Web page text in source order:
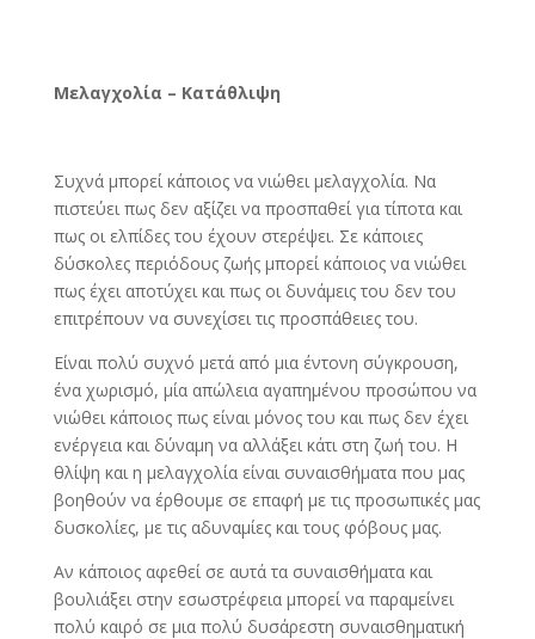
Μελαγχολία – Κατάθλιψη
Συχνά μπορεί κάποιος να νιώθει μελαγχολία. Να
πιστεύει πως δεν αξίζει να προσπαθεί για τίποτα και
πως οι ελπίδες του έχουν στερέψει. Σε κάποιες
δύσκολες περιόδους ζωής μπορεί κάποιος να νιώθει
πως έχει αποτύχει και πως οι δυνάμεις του δεν του
επιτρέπουν να συνεχίσει τις προσπάθειες του.
Είναι πολύ συχνό μετά από μια έντονη σύγκρουση,
ένα χωρισμό, μία απώλεια αγαπημένου προσώπου να
νιώθει κάποιος πως είναι μόνος του και πως δεν έχει
ενέργεια και δύναμη να αλλάξει κάτι στη ζωή του. Η
θλίψη και η μελαγχολία είναι συναισθήματα που μας
βοηθούν να έρθουμε σε επαφή με τις προσωπικές μας
δυσκολίες, με τις αδυναμίες και τους φόβους μας.
Αν κάποιος αφεθεί σε αυτά τα συναισθήματα και
βουλιάξει στην εσωστρέφεια μπορεί να παραμείνει
πολύ καιρό σε μια πολύ δυσάρεστη συναισθηματική